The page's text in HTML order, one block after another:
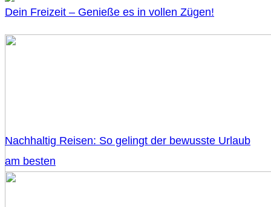
Dein Freizeit – Genieße es in vollen Zügen!
Nachhaltig Reisen: So gelingt der bewusste Urlaub
am besten